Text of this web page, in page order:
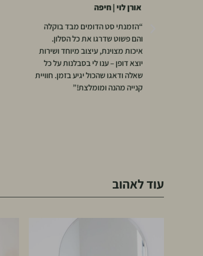
אורן לוי | חיפה
“הזמנתי סט הדומים מבד בוקלה
והם פשוט שדרגו את כל הסלון.
איכות מצוינת, עיצוב מיוחד ושירות
יוצא דופן – ענו לי בסבלנות על כל
שאלה ודאגו שהכול יגיע בזמן. חוויית
קנייה מהנה ומומלצת!”
עוד לאהוב